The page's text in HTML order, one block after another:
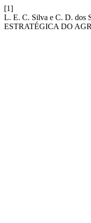
[1]
L. E. C. Silva e C. D.
ESTRATÉGICA DO